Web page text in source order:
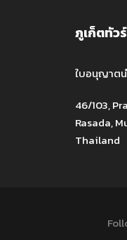
ภูเก็ตทัว
ใบอนุญาตน
46/103,
Rasada,
Thailand